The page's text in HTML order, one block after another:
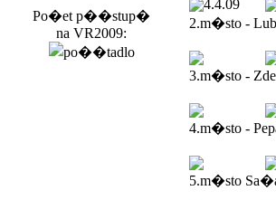
Po�et p��stup�
na VR2009:
4.4.09
2.m�sto -
3.m�sto -
4.m�sto -
5.m�sto